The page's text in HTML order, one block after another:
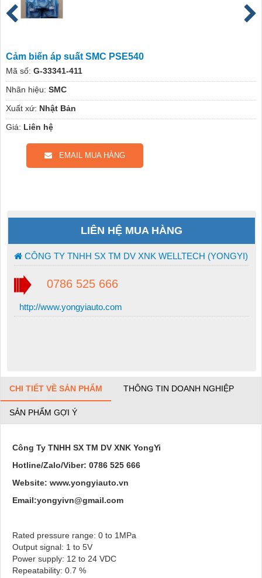
Cảm biến áp suất SMC PSE540
Mã số: G-33341-411
Nhãn hiệu: SMC
Xuất xứ: Nhật Bản
Giá: Liên hệ
EMAIL MUA HÀNG
LIÊN HỆ MUA HÀNG
CÔNG TY TNHH SX TM DV XNK WELLTECH (YONGYI)
0786 525 666
http://www.yongyiauto.com
CHI TIẾT VỀ SẢN PHẨM THÔNG TIN DOANH NGHIỆP
SẢN PHẨM GỢI Ý
Công Ty TNHH SX TM DV XNK YongYi
Hotline/Zalo/Viber: 0786 525 666
Website: www.yongyiauto.vn
Email:yongyivn@gmail.com
Rated pressure range: 0 to 1MPa
Output signal: 1 to 5V
Power supply: 12 to 24 VDC
Repeatability: 0.7 %